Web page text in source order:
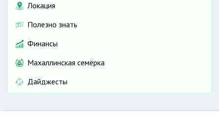
Локация
Полезно знать
Финансы
Махаллинская семёрка
Дайджесты